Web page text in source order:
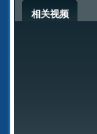
相关视频